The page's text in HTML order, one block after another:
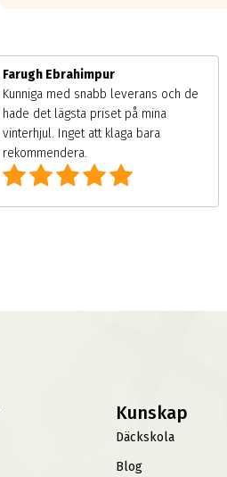
Farugh Ebrahimpur
Kunniga med snabb leverans och de
hade det lägsta priset på mina
vinterhjul. Inget att klaga bara
rekommendera.
Kunskap
Däckskola
Blog